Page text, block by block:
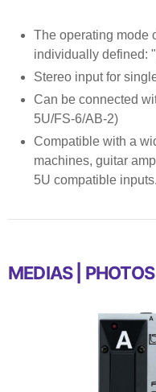
The operating mode
individually defined:
Stereo input for
Can be connected
5U/FS-6/AB-2)
Compatible with a
machines, guitar
5U compatible inputs.
MEDIAS | PHOTOS